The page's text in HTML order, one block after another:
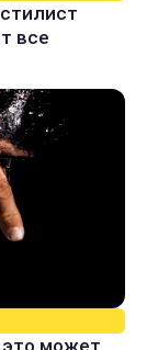
все
это может